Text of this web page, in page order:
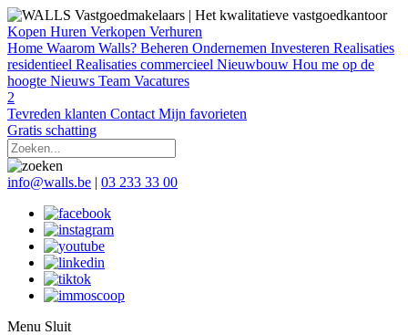
Kopen Huren Verkopen Verhuren
Home Waarom Walls? Beheren Ondernemen Investeren Realisaties
residentieel Realisaties commercieel Nieuwbouw Hou me op de
hoogte Nieuws Team Vacatures
2
Tevreden klanten Contact Mijn favorieten
Gratis schatting
info@walls.be | 03 233 33 00
Menu Sluit